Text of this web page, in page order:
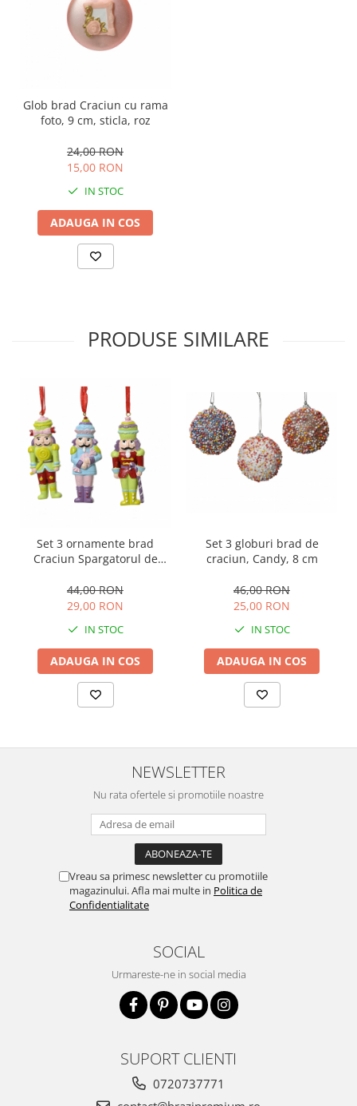
Glob brad Craciun cu rama
foto, 9 cm, sticla, roz
24,00 RON
15,00 RON
IN STOC
ADAUGA IN COS
PRODUSE SIMILARE
Set 3 ornamente brad
Craciun Spargatorul de
multicolor
44,00 RON
29,00 RON
IN STOC
ADAUGA IN COS
Set 3 globuri brad de
craciun, Candy, 8 cm
46,00 RON
25,00 RON
IN STOC
ADAUGA IN COS
NEWSLETTER
Nu rata ofertele si promotiile noastre
Vreau sa primesc newsletter cu promotiile
magazinului. Afla mai multe in Politica de
Confidentialitate
SOCIAL
Urmareste-ne in social media
SUPORT CLIENTI
0720737771